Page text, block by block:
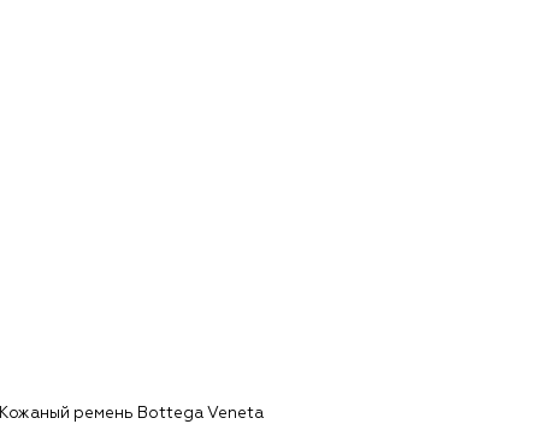
Современную эстетику бренда определяют
Кожаный ремень Bottega Veneta